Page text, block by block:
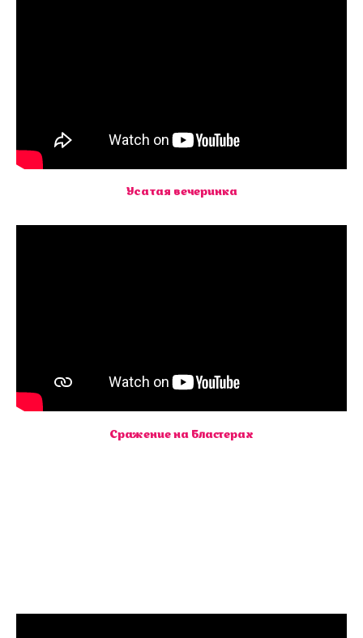
Усатая вечеринка
Сражение на Бластерах